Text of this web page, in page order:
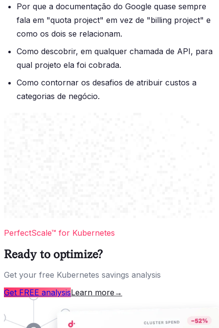
Por que a documentação do Google quase sempre
fala em "quota project" em vez de "billing project" e
como os dois se relacionam.
Como descobrir, em qualquer chamada de API, para
qual projeto ela foi cobrada.
Como contornar os desafios de atribuir custos a
categorias de negócio.
PerfectScale™ for Kubernetes
Ready to optimize?
Get your free Kubernetes savings analysis
Get FREE analysisLearn more →